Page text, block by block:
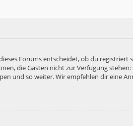
Forums entscheidet, ob du registriert
die Gästen nicht zur Verfügung
und so weiter. Wir empfehlen dir eine